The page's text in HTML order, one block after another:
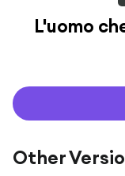
L'uomo
Other